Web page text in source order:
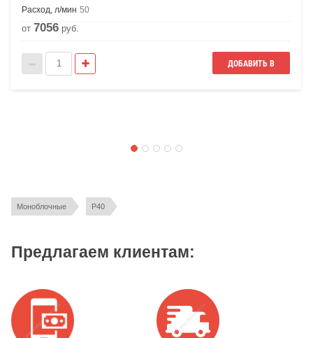
Расход, л/мин 50
от 7056 руб.
ДОБАВИТЬ В
Моноблочные Р40
Предлагаем клиентам: